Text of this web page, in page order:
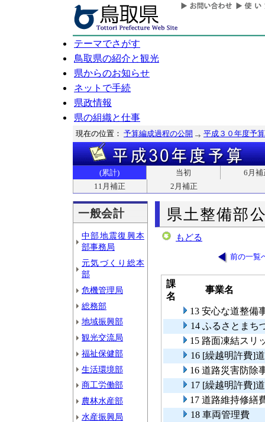
テーマでさがす
鳥取県の紹介と観光
県からのお知らせ
ネットで手続
県政情報
県の組織と仕事
現在の位置： 予算編成過程の公開 平成３０年度予算
(累計) 当初
6月補
11月補正
2月補正
一般会計
中部地震復興本
部事務局
元気づくり総本
部
危機管理局
総務部
地域振興部
観光交流局
福祉保健部
生活環境部
商工労働部
農林水産部
水産振興局
県土整備部
もどる
前の一覧
課
名
事業名
13 安心な道整備
14 ふるさとまち
15 路面凍結スリ
16 [繰越明許費]
16 道路災害防除
17 [繰越明許費]
17 道路維持修繕
18 車両管理費